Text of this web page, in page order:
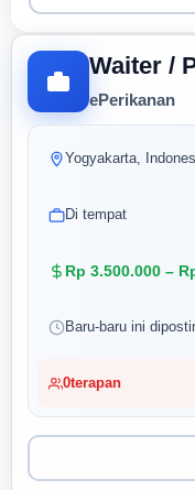
Waiter /
ePerikanan
Yogyakarta,
Di tempat
Rp 3.500.000 –
Baru-baru ini
0terapan